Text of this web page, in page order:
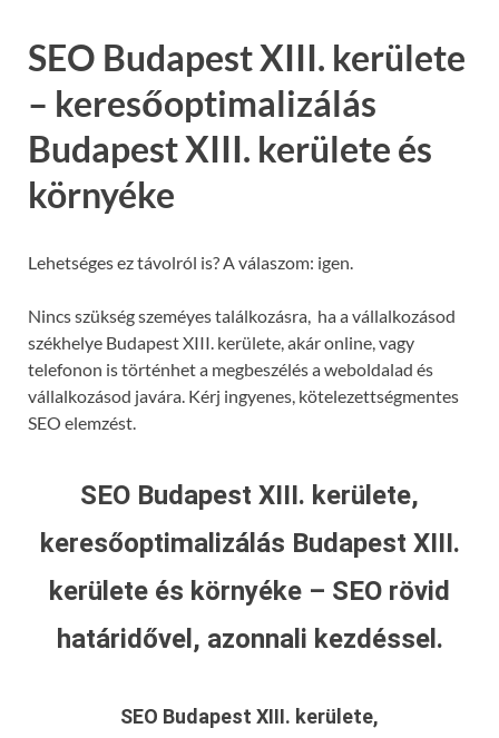
SEO Budapest XIII. kerülete
– keresőoptimalizálás
Budapest XIII. kerülete és
környéke
Lehetséges ez távolról is? A válaszom: igen.
Nincs szükség szeméyes találkozásra, ha a vállalkozásod
székhelye Budapest XIII. kerülete, akár online, vagy
telefonon is történhet a megbeszélés a weboldalad és
vállalkozásod javára. Kérj ingyenes, kötelezettségmentes
SEO elemzést.
SEO Budapest XIII. kerülete,
keresőoptimalizálás Budapest XIII.
kerülete és környéke – SEO rövid
határidővel, azonnali kezdéssel.
SEO Budapest XIII. kerülete,